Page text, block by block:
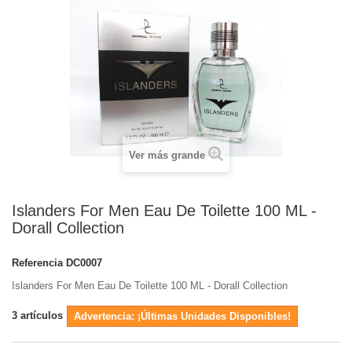
Ver más grande
Islanders For Men Eau De Toilette 100 ML -
Dorall Collection
Referencia DC0007
Islanders For Men Eau De Toilette 100 ML - Dorall Collection
3 artículos Advertencia: ¡Últimas Unidades Disponibles!